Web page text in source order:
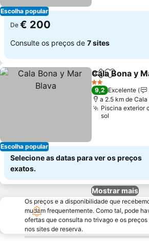
Escolha popular
De € 200
Consulte os preços de 7 sites
Escolha popular
PartilharAdicionar
Cala Bona y
2 Estrelas
9,2 Excelente
a 2.5 km de
Piscina exterior
sol
Selecione as datas para ver os preços
exatos.
Mostrar mais
Os preços e a disponibilidade que
mudam frequentemente. Como tal, pode
ofertas que consulta no trivago e os
nos sites de reserva.